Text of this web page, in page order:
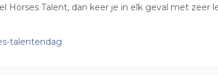
Horses Talent, dan keer je in elk geval met zeer
talentendag